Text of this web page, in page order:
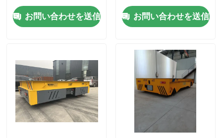
品質管理
引用を要求しなさい
電気移動のカート
お問い合わせを送信 お問い合わせを送信